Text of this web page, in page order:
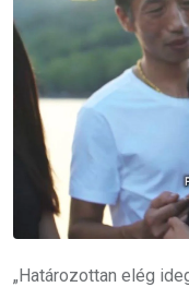
„Határozottan elég